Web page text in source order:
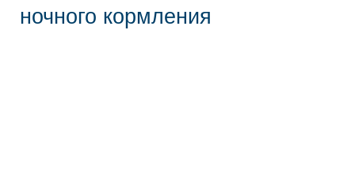
ночного кормления